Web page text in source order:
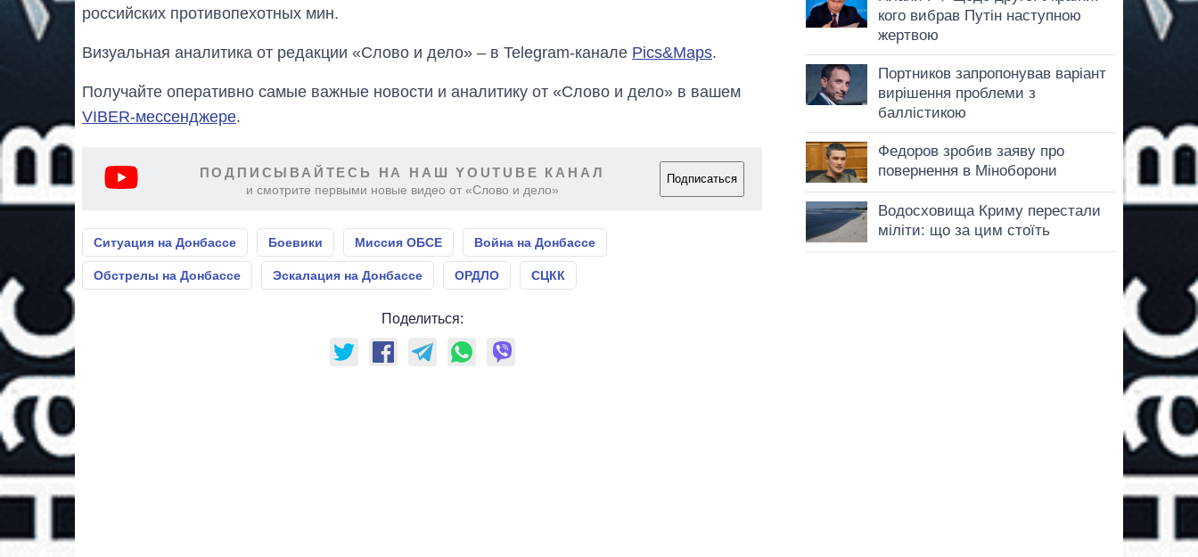
российских противопехотных мин.
Визуальная аналитика от редакции «Слово и дело» – в Telegram-канале Pics&Maps.
Получайте оперативно самые важные новости и аналитику от «Слово и дело» в вашем
VIBER-мессенджере.
ПОДПИСЫВАЙТЕСЬ НА НАШ YOUTUBE КАНАЛ
и смотрите первыми новые видео от «Слово и дело»
Подписаться
Ситуация на Донбассе Боевики Миссия ОБСЕ Война на Донбассе
Обстрелы на Донбассе Эскалация на Донбассе ОРДЛО СЦКК
Поделиться: